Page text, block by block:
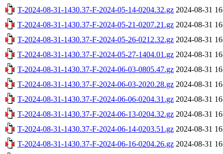
T-2024-08-31-1430.37-F-2024-05-14-0204.32.gz 2024-08-31
T-2024-08-31-1430.37-F-2024-05-21-0207.21.gz 2024-08-31
T-2024-08-31-1430.37-F-2024-05-26-0212.32.gz 2024-08-31
T-2024-08-31-1430.37-F-2024-05-27-1404.01.gz 2024-08-31
T-2024-08-31-1430.37-F-2024-06-03-0805.47.gz 2024-08-31
T-2024-08-31-1430.37-F-2024-06-03-2020.28.gz 2024-08-31
T-2024-08-31-1430.37-F-2024-06-06-0204.31.gz 2024-08-31
T-2024-08-31-1430.37-F-2024-06-13-0204.32.gz 2024-08-31
T-2024-08-31-1430.37-F-2024-06-14-0203.51.gz 2024-08-31
T-2024-08-31-1430.37-F-2024-06-16-0204.26.gz 2024-08-31